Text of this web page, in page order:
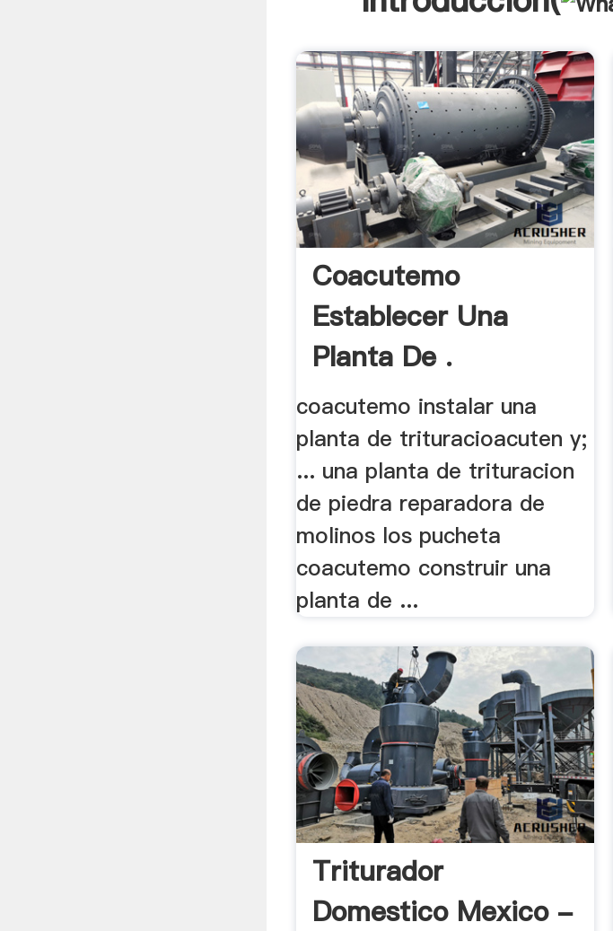
Coacutemo
Establecer Una
Planta De .
coacutemo instalar una
planta de trituracioacuten y;
... una planta de trituracion
de piedra reparadora de
molinos los pucheta
coacutemo construir una
planta de ...
Triturador
Domestico Mexico -